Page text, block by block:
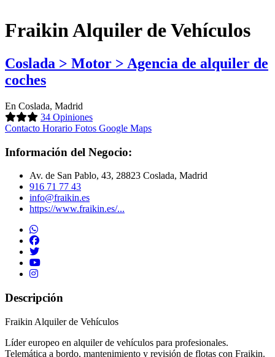
Fraikin Alquiler de Vehículos
Coslada > Motor > Agencia de alquiler de
coches
En Coslada, Madrid
34 Opiniones
Contacto Horario Fotos Google Maps
Información del Negocio:
Av. de San Pablo, 43, 28823 Coslada, Madrid
916 71 77 43
info@fraikin.es
https://www.fraikin.es/...
Descripción
Fraikin Alquiler de Vehículos
Líder europeo en alquiler de vehículos para profesionales.
Telemática a bordo, mantenimiento y revisión de flotas con Fraikin.